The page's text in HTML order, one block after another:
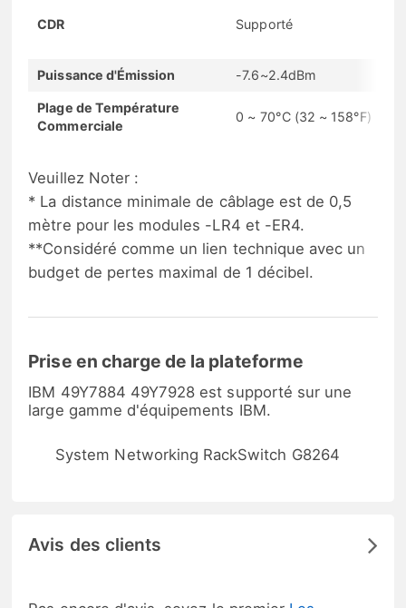
CDR Supporté
Puissance d'Émission -7.6~2.4dBm
Plage de Température
Commerciale
0 ~ 70°C (32 ~ 158°F)
Veuillez Noter :
* La distance minimale de câblage est de 0,5
mètre pour les modules -LR4 et -ER4.
**Considéré comme un lien technique avec un
budget de pertes maximal de 1 décibel.
Prise en charge de la plateforme
IBM 49Y7884 49Y7928 est supporté sur une
large gamme d'équipements IBM.
System Networking RackSwitch G8264
Avis des clients